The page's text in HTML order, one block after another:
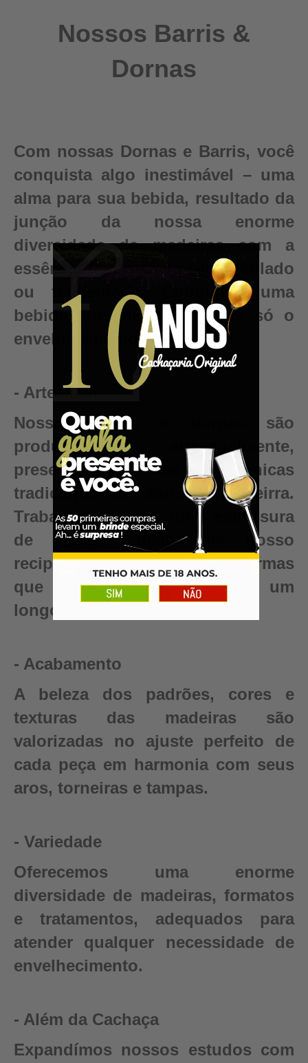
Nossos Barris &
Dornas
Com nossas Dornas e Barris, você
conquista algo inestimável – uma
alma para sua bebida, resultado da
junção da nossa enorme
diversidade de madeiras com a
essência e pureza do seu destilado
ou fermentado. Conquiste uma
bebida autêntica, valor que só o
envelhecimento pode criar.
- Artesanal
Nossos barris e dornas são
produzidos artesanalmente,
preservando as técnicas
tradicionais da Tanoaria Brasileirra.
Trabalhamos com uma espessura
de madeira maior em nosso
recipientes para garantir reformas
que renovam seu barril para um
longo período de uso.
- Acabamento
A beleza dos padrões, cores e
texturas das madeiras são
valorizadas no ajuste perfeito de
cada peça em harmonia com seus
aros, torneiras e tampas.
- Variedade
Oferecemos uma enorme
diversidade de madeiras, formatos
e tratamentos, adequados para
atender qualquer necessidade de
envelhecimento.
- Além da Cachaça
Expandímos nossos estudos com